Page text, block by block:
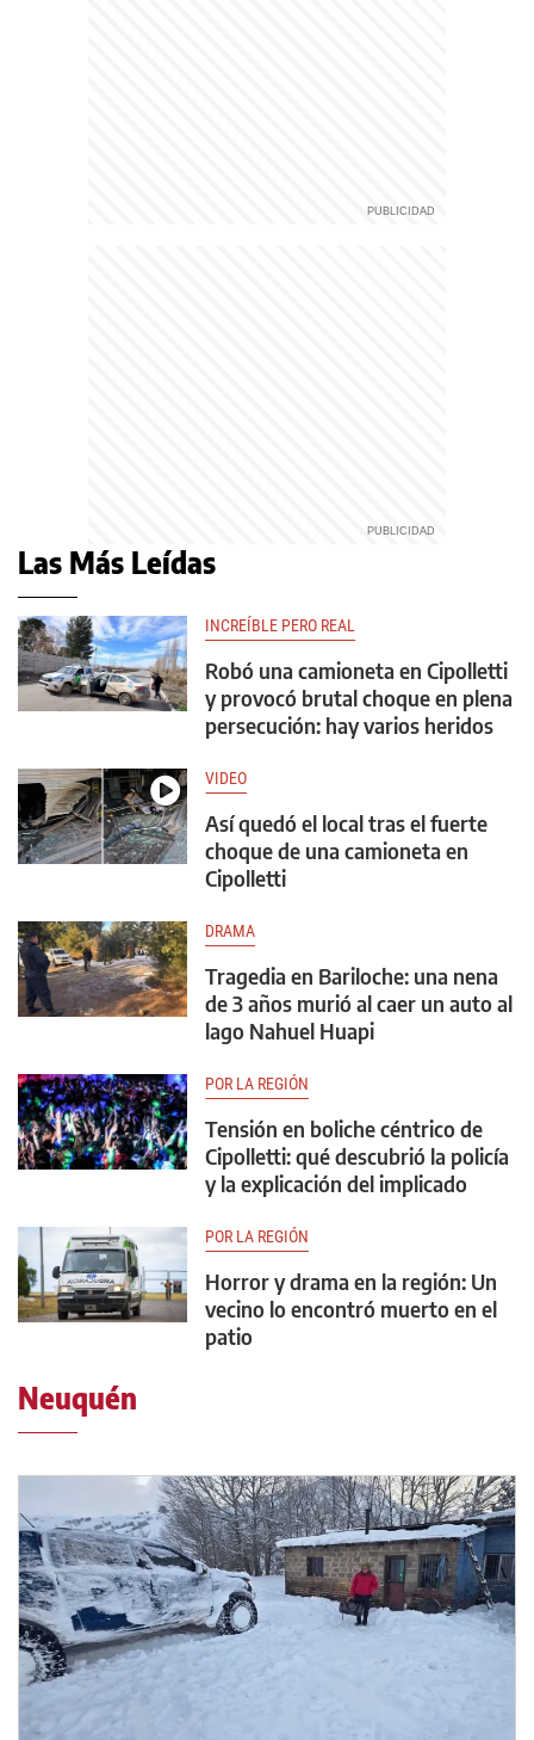
Las Más Leídas
INCREÍBLE PERO REAL
Robó una camioneta en Cipolletti
y provocó brutal choque en plena
persecución: hay varios heridos
VIDEO
Así quedó el local tras el fuerte
choque de una camioneta en
Cipolletti
DRAMA
Tragedia en Bariloche: una nena
de 3 años murió al caer un auto al
lago Nahuel Huapi
POR LA REGIÓN
Tensión en boliche céntrico de
Cipolletti: qué descubrió la policía
y la explicación del implicado
POR LA REGIÓN
Horror y drama en la región: Un
vecino lo encontró muerto en el
patio
Neuquén